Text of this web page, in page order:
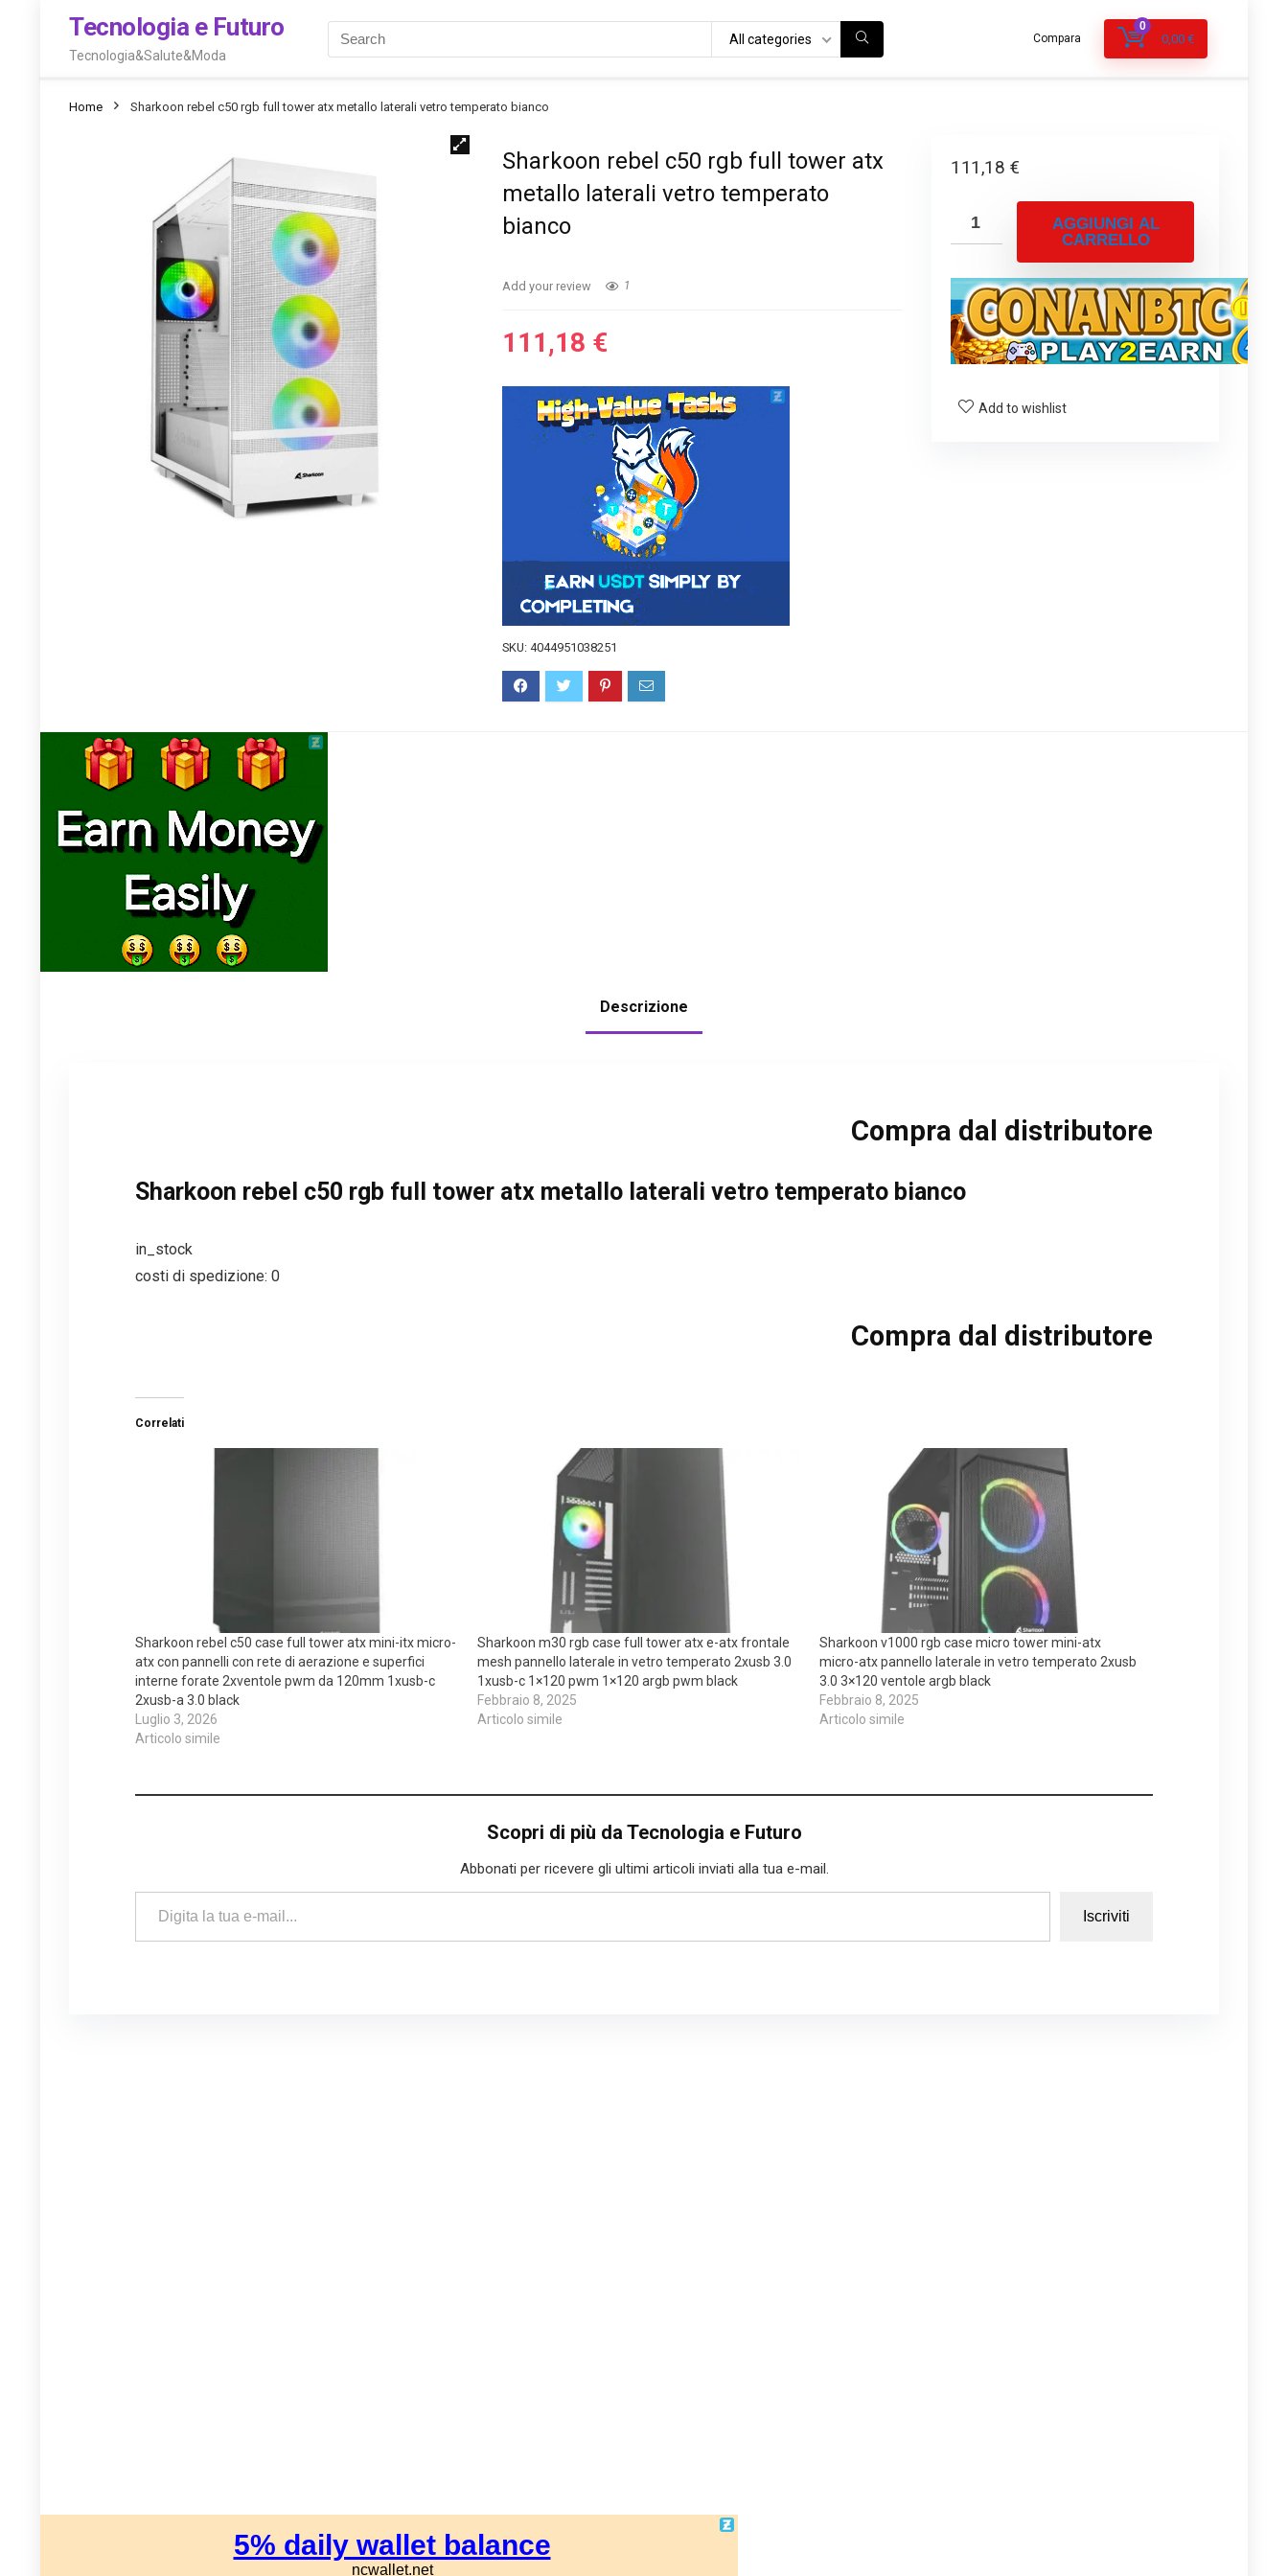
Tecnologia e Futuro
Tecnologia&Salute&Moda
All categories Compara
0
0,00 €
Home Sharkoon rebel c50 rgb full tower atx metallo laterali vetro temperato bianco
Sharkoon rebel c50 rgb full tower atx
metallo laterali vetro temperato
bianco
Add your review 1
111,18 €
SKU:4044951038251
111,18 €
AGGIUNGI AL
CARRELLO
Add to wishlist
Descrizione
Compra dal distributore
Sharkoon rebel c50 rgb full tower atx metallo laterali vetro temperato bianco
in_stock
costi di spedizione: 0
Compra dal distributore
Correlati
Sharkoon rebel c50 case full tower atx mini-itx micro-
atx con pannelli con rete di aerazione e superfici
interne forate 2xventole pwm da 120mm 1xusb-c
2xusb-a 3.0 black
Luglio 3, 2026
Articolo simile
Sharkoon m30 rgb case full tower atx e-atx frontale
mesh pannello laterale in vetro temperato 2xusb 3.0
1xusb-c 1×120 pwm 1×120 argb pwm black
Febbraio 8, 2025
Articolo simile
Sharkoon v1000 rgb case micro tower mini-atx
micro-atx pannello laterale in vetro temperato 2xusb
3.0 3×120 ventole argb black
Febbraio 8, 2025
Articolo simile
Scopri di più da Tecnologia e Futuro
Abbonati per ricevere gli ultimi articoli inviati alla tua e-mail.
Digita la tua e-mail...
Iscriviti